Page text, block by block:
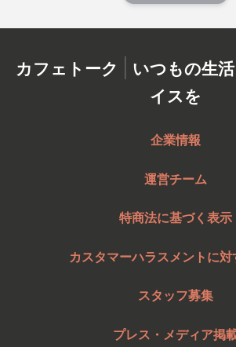
カフェトーク | いつもの生
イスを
企業情報
運営チーム
特商法に基づく表示
カスタマーハラスメントに対
スタッフ募集
プレス・メディア掲